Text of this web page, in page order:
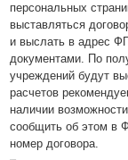
персональных
выставляться
и выслать в адрес
документами. По
учреждений будут
расчетов
наличии
сообщить об этом в
номер договора.